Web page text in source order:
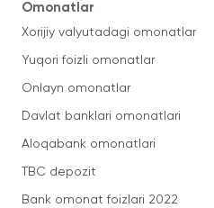
Omonatlar
Xorijiy valyutadagi omonatlar
Yuqori foizli omonatlar
Onlayn omonatlar
Davlat banklari omonatlari
Aloqabank omonatlari
TBC depozit
Bank omonat foizlari 2022